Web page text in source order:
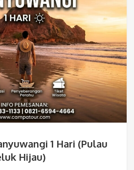
1 Hari (Pulau
Hijau)